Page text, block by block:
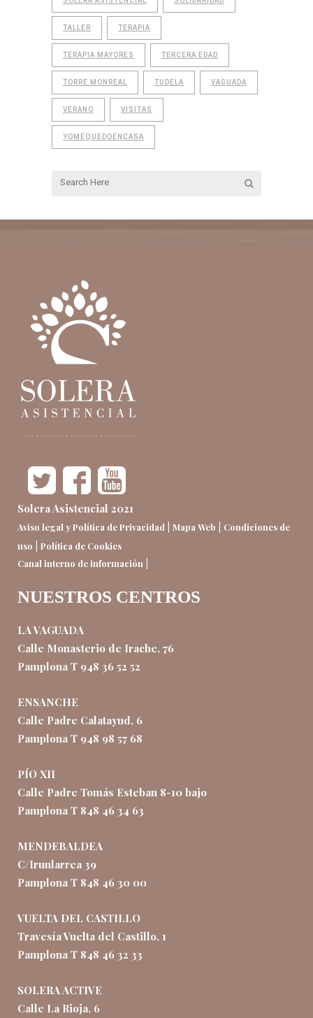
TALLER TERAPIA
TERAPIA MAYORES TERCERA EDAD
TORRE MONREAL TUDELA VAGUADA
VERANO VISITAS
YOMEQUEDOENCASA
Solera Asistencial 2021
Aviso legal y Política de Privacidad | Mapa Web | Condiciones de
uso | Política de Cookies
Canal interno de información |
NUESTROS CENTROS
LA VAGUADA
Calle Monasterio de Irache, 76
Pamplona T 948 36 52 52
ENSANCHE
Calle Padre Calatayud, 6
Pamplona T 948 98 57 68
PÍO XII
Calle Padre Tomás Esteban 8-10 bajo
Pamplona T 848 46 34 63
MENDEBALDEA
C/Irunlarrea 39
Pamplona T 848 46 30 00
VUELTA DEL CASTILLO
Travesía Vuelta del Castillo, 1
Pamplona T 848 46 32 33
SOLERA ACTIVE
Calle La Rioja, 6